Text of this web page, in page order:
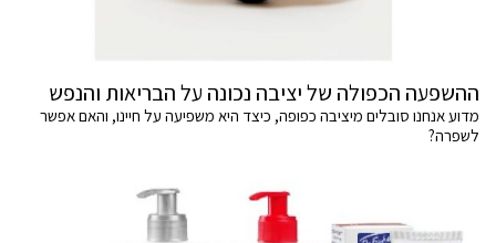
ההשפעה הכפולה של יציבה נכונה על הבריאות והנפש
מדוע אנחנו סובלים מיציבה כפופה, כיצד היא משפיעה על חיינו, והאם אפשר
לשפרה?